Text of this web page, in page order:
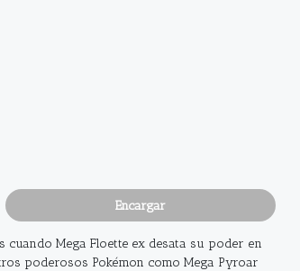
Encargar
Mega Floette ex desata su poder en
poderosos Pokémon como Mega Pyroar